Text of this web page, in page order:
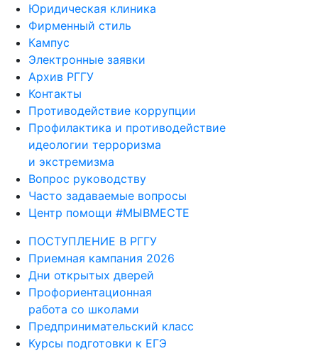
Юридическая клиника
Фирменный стиль
Кампус
Электронные заявки
Архив РГГУ
Контакты
Противодействие коррупции
Профилактика и противодействие
идеологии терроризма
и экстремизма
Вопрос руководству
Часто задаваемые вопросы
Центр помощи #МЫВМЕСТЕ
ПОСТУПЛЕНИЕ В РГГУ
Приемная кампания 2026
Дни открытых дверей
Профориентационная
работа со школами
Предпринимательский класс
Курсы подготовки к ЕГЭ